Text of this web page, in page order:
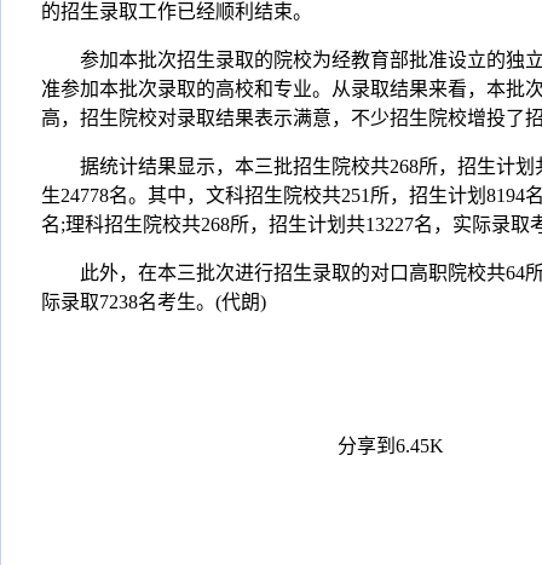
的招生录取工作已经顺利结束。
参加本批次招生录取的院校为经教育部批准设立的独
准参加本批次录取的高校和专业。从录取结果来看，本批
高，招生院校对录取结果表示满意，不少招生院校增投了
据统计结果显示，本三批招生院校共268所，招生计划
生24778名。其中，文科招生院校共251所，招生计划8194
名;理科招生院校共268所，招生计划共13227名，实际录取
此外，在本三批次进行招生录取的对口高职院校共64所
际录取7238名考生。(代朗)
分享到 6.45K